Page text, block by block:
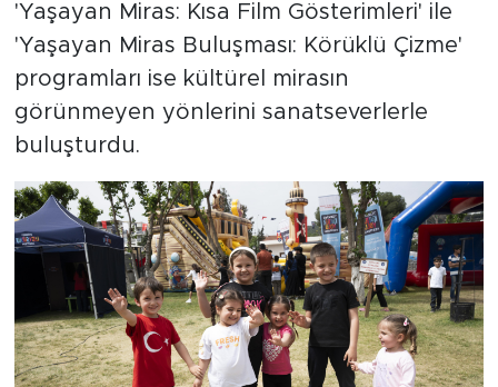
'Yaşayan Miras: Kısa Film Gösterimleri' ile
'Yaşayan Miras Buluşması: Körüklü Çizme'
programları ise kültürel mirasın
görünmeyen yönlerini sanatseverlerle
buluşturdu.